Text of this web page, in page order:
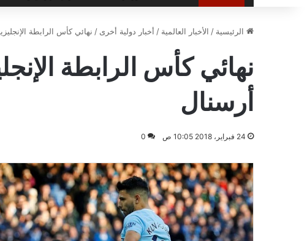
الرئيسية / الأخبار العالمية / أخبار دولية أخرى / نهائي كأس الرابطة
نهائي كأس الرابطة
أرسنال
24 فبراير، 2018 10:05 ص 0